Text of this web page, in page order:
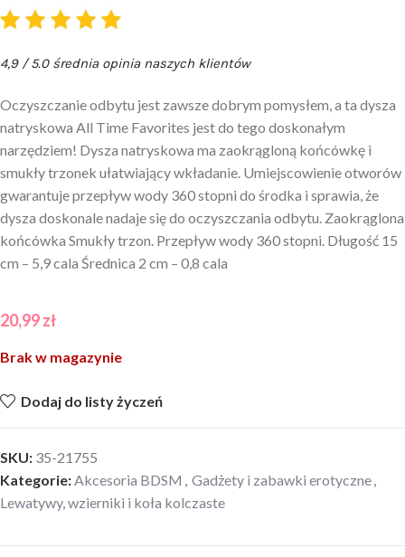
4,9 / 5.0 średnia opinia naszych klientów
Oczyszczanie odbytu jest zawsze dobrym pomysłem, a ta dysza
natryskowa All Time Favorites jest do tego doskonałym
narzędziem! Dysza natryskowa ma zaokrągloną końcówkę i
smukły trzonek ułatwiający wkładanie. Umiejscowienie otworów
gwarantuje przepływ wody 360 stopni do środka i sprawia, że
dysza doskonale nadaje się do oczyszczania odbytu. Zaokrąglona
końcówka Smukły trzon. Przepływ wody 360 stopni. Długość 15
cm – 5,9 cala Średnica 2 cm – 0,8 cala
20,99zł
Brak w magazynie
Dodaj do listy życzeń
SKU: 35-21755
Kategorie:Akcesoria BDSM , Gadżety i zabawki erotyczne,
Lewatywy, wzierniki i koła kolczaste